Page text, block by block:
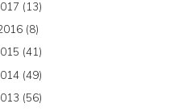
(13)
(8)
(41)
(49)
(56)